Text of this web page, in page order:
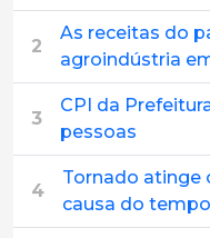
2
As receitas do
agroindústria
3
CPI da
pessoas
4
Tornado atinge
causa do